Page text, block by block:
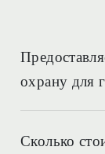
охрану для
Сколько